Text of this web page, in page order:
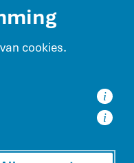
cookies.
i
i